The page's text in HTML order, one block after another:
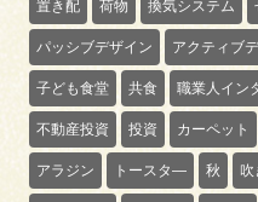
置き配 荷物 換気システム
パッシブデザイン アクティブ
子ども食堂 共食 職業人イン
不動産投資 投資 カーペット
アラジン トースタ― 秋 吹